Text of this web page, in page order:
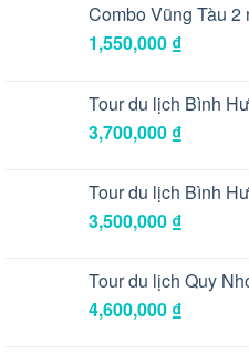
Combo Vũng Tàu 2
1,550,000 ₫
Tour du lịch Bình
3,700,000 ₫
Tour du lịch Bình
3,500,000 ₫
Tour du lịch Quy
4,600,000 ₫